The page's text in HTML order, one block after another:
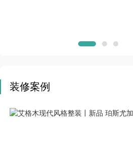
届住宅产业供需链大会
装修案例